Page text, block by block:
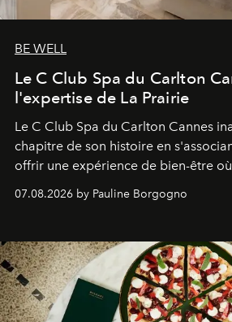
BE WELL
Le C Club Spa du Carlton
l'expertise de La Prairie
Le C Club Spa du Carlton Cannes
chapitre de son histoire en
offrir une expérience de bien-être
expertise se rencontrent.
07.08.2026 by Pauline Borgogno